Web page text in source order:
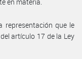
representación que le
artículo 17 de la Ley